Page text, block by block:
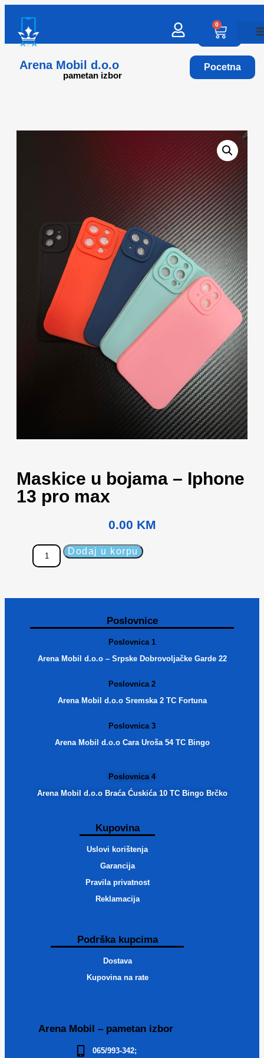
Arena Mobil d.o.o
pametan izbor
0
Pocetna
Maskice u bojama – Iphone
13 pro max
0.00 KM
Dodaj u korpu
Poslovnice
Poslovnica 1
Arena Mobil d.o.o – Srpske Dobrovoljačke Garde 22
Poslovnica 2
Arena Mobil d.o.o Sremska 2 TC Fortuna
Poslovnica 3
Arena Mobil d.o.o Cara Uroša 54 TC Bingo
Poslovnica 4
Arena Mobil d.o.o Braća Ćuskića 10 TC Bingo Brčko
Kupovina
Uslovi korištenja
Garancija
Pravila privatnost
Reklamacija
Podrška kupcima
Dostava
Kupovina na rate
Arena Mobil – pametan izbor
065/993-342;